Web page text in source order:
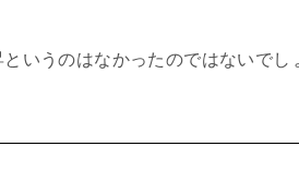
いうのはなかったのではないでし